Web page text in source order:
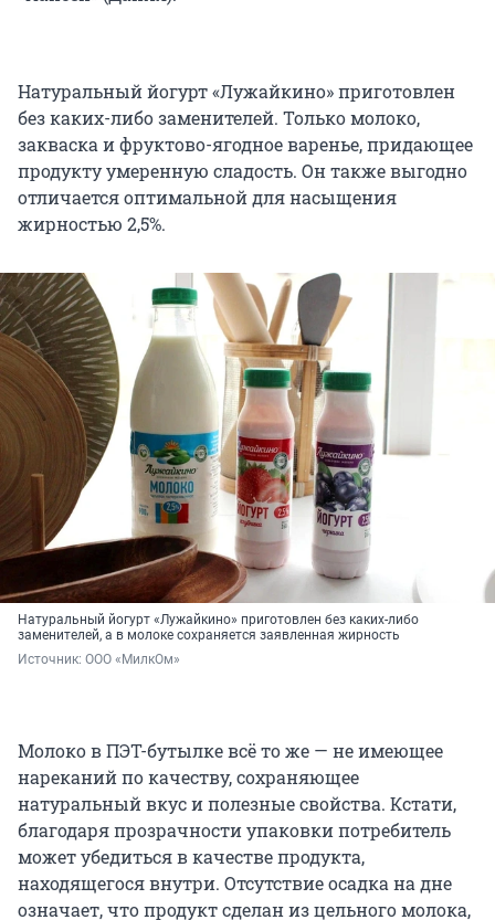
Натуральный йогурт «Лужайкино» приготовлен
без каких-либо заменителей. Только молоко,
закваска и фруктово-ягодное варенье, придающее
продукту умеренную сладость. Он также выгодно
отличается оптимальной для насыщения
жирностью 2,5%.
Натуральный йогурт «Лужайкино» приготовлен без каких-либо
заменителей, а в молоке сохраняется заявленная жирность
Источник: ООО «МилкОм»
Молоко в ПЭТ-бутылке всё то же — не имеющее
нареканий по качеству, сохраняющее
натуральный вкус и полезные свойства. Кстати,
благодаря прозрачности упаковки потребитель
может убедиться в качестве продукта,
находящегося внутри. Отсутствие осадка на дне
означает, что продукт сделан из цельного молока,